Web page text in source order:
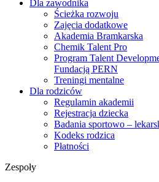
Dla zawodnika
Ścieżka rozwoju
Zajęcia dodatkowe
Akademia Bramkarska
Chemik Talent Pro
Program Talent
Fundacją PERN
Treningi mentalne
Dla rodziców
Regulamin akademii
Rejestracja dziecka
Badania sportowo –
Kodeks rodzica
Płatności
Zespoły